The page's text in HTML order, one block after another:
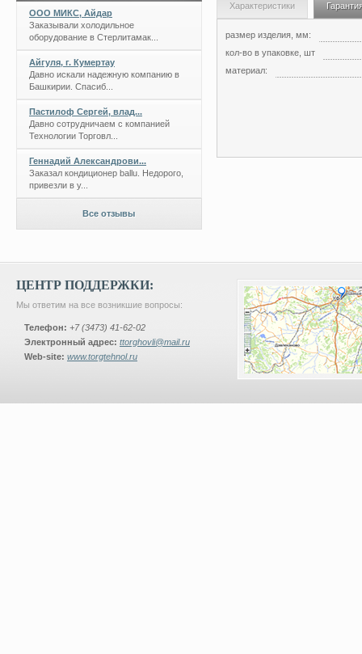
Характеристики
размер изделия, мм:
кол-во в упаковке, шт
материал:
ООО МИКС, Айдар
Заказывали холодильное
оборудование в Стерлитамак...
Айгуля, г. Кумертау
Давно искали надежную компанию в
Башкирии. Спасиб...
Пастилоф Сергей, влад...
Давно сотрудничаем с компанией
Технологии Торговл...
Геннадий Александрови...
Заказал кондиционер ballu. Недорого,
привезли в у...
Все отзывы
ЦЕНТР ПОДДЕРЖКИ:
Мы ответим на все возникшие вопросы:
Телефон: +7 (3473) 41-62-02
Электронный адрес: ttorghovli@mail.ru
Web-site: www.torgtehnol.ru